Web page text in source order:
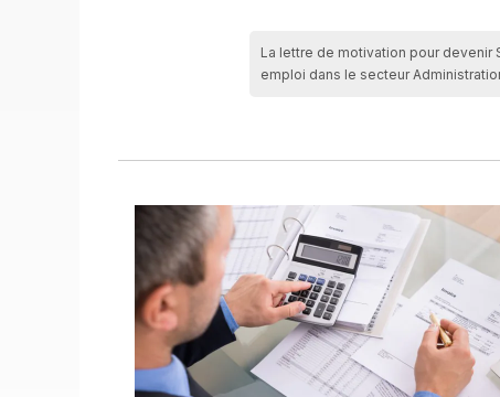
La lettre de motivation pour
emploi dans le secteur